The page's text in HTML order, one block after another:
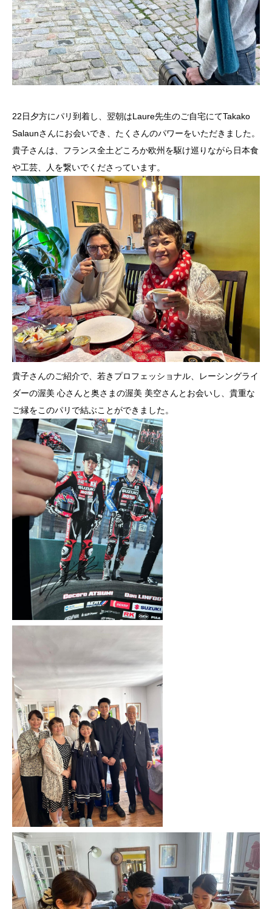
22日夕方にパリ到着し、翌朝はLaure先生のご自宅にてTakako
Salaunさんにお会いでき、たくさんのパワーをいただきました。
貴子さんは、フランス全土どころか欧州を駆け巡りながら日本食
や工芸、人を繋いでくださっています。
貴子さんのご紹介で、若きプロフェッショナル、レーシングライ
ダーの渥美 心さんと奥さまの渥美 美空さんとお会いし、貴重な
ご縁をこのパリで結ぶことができま した。